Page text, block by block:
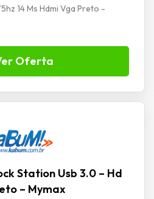
14 Ms Hdmi Vga Preto -
Oferta
Station Usb 3.0 – Hd
– Mymax